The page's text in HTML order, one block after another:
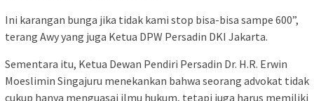
Ini karangan bunga jika tidak kami stop bisa-bisa sampe 600”,
terang Awy yang juga Ketua DPW Persadin DKI Jakarta.
Sementara itu, Ketua Dewan Pendiri Persadin Dr. H.R. Erwin
Moeslimin Singajuru menekankan bahwa seorang advokat tidak
cukup hanya menguasai ilmu hukum, tetapi juga harus memiliki